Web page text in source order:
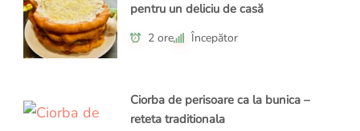
pentru un deliciu de casă
2 ore Începător
Ciorba de perisoare ca la bunica –
reteta traditionala